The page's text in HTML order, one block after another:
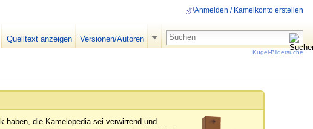
haben, die Kamelopedia sei verwirrend und
Anmelden / Kamelkonto erstellen
Quelltext anzeigen Versionen/Autoren
Kugel-Bildersuche